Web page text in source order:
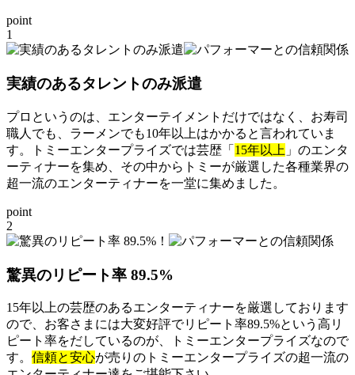
point
1
実績のあるタレントのみ派遣
プロというのは、エンターテイメントだけではなく、お寿司
職人でも、ラーメンでも10年以上はかかると言われていま
す。トミーエンタープライズでは芸歴「 15年以上 」のエンタ
ーティナーを集め、その中からトミーが厳選した各種業界の
超一流のエンターティナーを一堂に集めました。
point
2
驚異のリピート率 89.5%
15年以上の芸歴のあるエンターティナーを厳選しております
ので、お客さまには大変好評でリピート率89.5%という高リ
ピート率をだしているのが、トミーエンタープライズなので
す。 信頼と安心が売りのトミーエンタープライズの超一流の